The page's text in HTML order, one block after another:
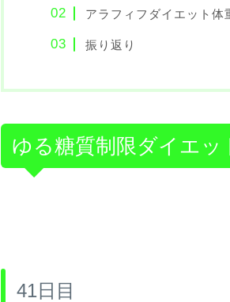
アラフィフダイエット体
振り返り
ゆる糖質制限ダイエッ
41日目